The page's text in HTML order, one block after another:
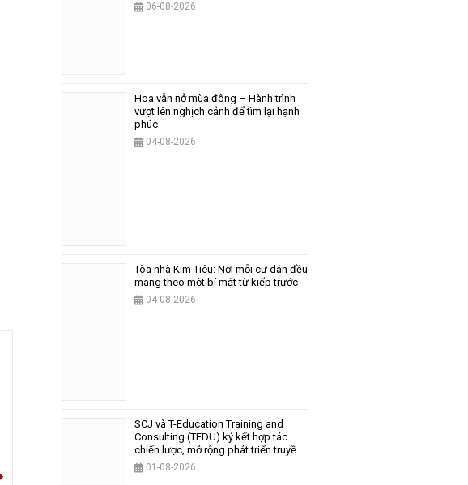
06-08-2026
Hoa vẫn nở mùa đông – Hành trình
vượt lên nghịch cảnh để tìm lại hạnh
phúc
04-08-2026
Tòa nhà Kim Tiêu: Nơi mỗi cư dân đều
mang theo một bí mật từ kiếp trước
04-08-2026
SCJ và T-Education Training and
Consulting (TEDU) ký kết hợp tác
chiến lược, mở rộng phát triển truyền
thông và giáo dục
01-08-2026